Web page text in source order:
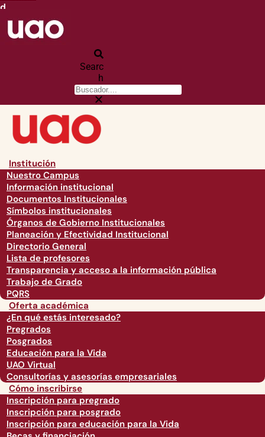
d
Searc
h
Institución
Nuestro Campus
Información institucional
Documentos Institucionales
Símbolos institucionales
Órganos de Gobierno Institucionales
Planeación y Efectividad Institucional
Directorio General
Lista de profesores
Transparencia y acceso a la información pública
Trabajo de Grado
PQRS
Oferta académica
¿En qué estás interesado?
Pregrados
Posgrados
Educación para la Vida
UAO Virtual
Consultorías y asesorías empresariales
Cómo inscribirse
Inscripción para pregrado
Inscripción para posgrado
Inscripción para educación para la Vida